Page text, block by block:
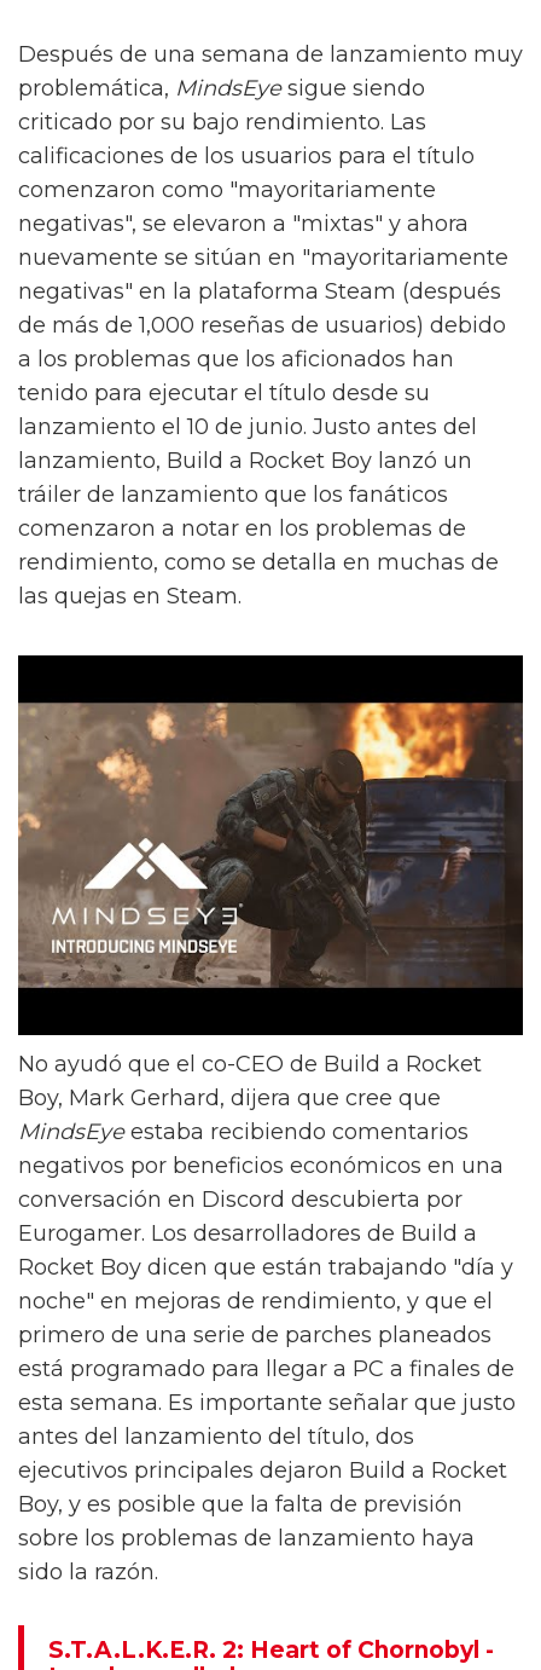
Después de una semana de lanzamiento muy
problemática, MindsEyesigue siendo
criticado por su bajo rendimiento. Las
calificaciones de los usuarios para el título
comenzaron como "mayoritariamente
negativas", se elevaron a "mixtas" y ahora
nuevamente se sitúan en "mayoritariamente
negativas" en la plataforma Steam (después
de más de 1,000 reseñas de usuarios) debido
a los problemas que los aficionados han
tenido para ejecutar el título desde su
lanzamiento el 10 de junio. Justo antes del
lanzamiento, Build a Rocket Boy lanzó un
tráiler de lanzamiento que los fanáticos
comenzaron a notar en los problemas de
rendimiento, como se detalla en muchas de
las quejas en Steam.
No ayudó que el co-CEO de Build a Rocket
Boy, Mark Gerhard, dijera que cree que
MindsEyeestaba recibiendo comentarios
negativos por beneficios económicos en una
conversación en Discord descubierta por
Eurogamer. Los desarrolladores de Build a
Rocket Boy dicen que están trabajando "día y
noche" en mejoras de rendimiento, y que el
primero de una serie de parches planeados
está programado para llegar a PC a finales de
esta semana. Es importante señalar que justo
antes del lanzamiento del título, dos
ejecutivos principales dejaron Build a Rocket
Boy, y es posible que la falta de previsión
sobre los problemas de lanzamiento haya
sido la razón.
S.T.A.L.K.E.R. 2: Heart of Chornobyl -